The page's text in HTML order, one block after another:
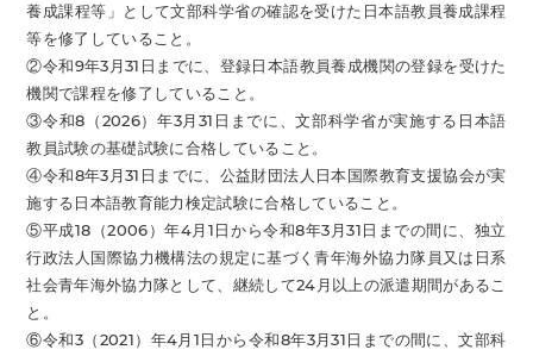
養成課程等」として文部科学省の確認を受けた日本語教員養成課程
等を修了していること。
②令和9年3月31日までに、登録日本語教員養成機関の登録を受けた
機関で課程を修了していること。
③令和8（2026）年3月31日までに、文部科学省が実施する日本語
教員試験の基礎試験に合格していること。
④令和8年3月31日までに、公益財団法人日本国際教育支援協会が実
施する日本語教育能力検定試験に合格していること。
⑤平成18（2006）年4月1日から令和8年3月31日までの間に、独立
行政法人国際協力機構法の規定に基づく青年海外協力隊員又は日系
社会青年海外協力隊として、継続して24月以上の派遣期間があるこ
と。
⑥令和3（2021）年4月1日から令和8年3月31日までの間に、文部科